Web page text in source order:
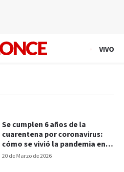
VIVO
20 de Marzo de 2026
Se cumplen 6 años de la
cuarentena por coronavirus:
cómo se vivió la pandemia en
Paraná